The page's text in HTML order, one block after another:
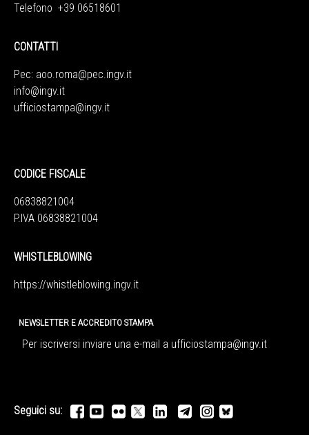
Telefono +39 06518601
CONTATTI
Pec: aoo.roma@pec.ingv.it
info@ingv.it
ufficiostampa@ingv.it
CODICE FISCALE
06838821004
P.IVA 06838821004
WHISTLEBLOWING
https://whistleblowing.ingv.it
NEWSLETTER E ACCREDITO STAMPA
Per iscriversi inviare una e-mail a ufficiostampa@ingv.it
Seguici su: